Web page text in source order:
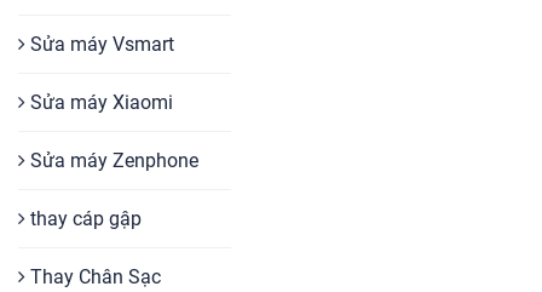
Sửa máy Vsmart
Sửa máy Xiaomi
Sửa máy Zenphone
thay cáp gập
Thay Chân Sạc